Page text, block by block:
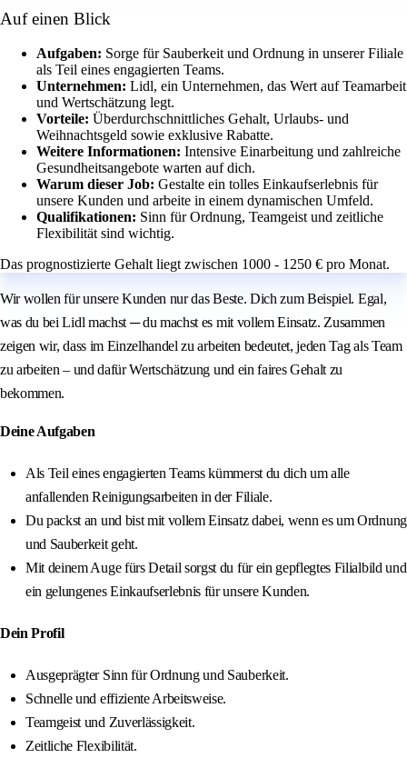
Auf einen Blick
Aufgaben: Sorge für Sauberkeit und Ordnung in unserer Filiale
als Teil eines engagierten Teams.
Unternehmen: Lidl, ein Unternehmen, das Wert auf Teamarbeit
und Wertschätzung legt.
Vorteile: Überdurchschnittliches Gehalt, Urlaubs- und
Weihnachtsgeld sowie exklusive Rabatte.
Weitere Informationen: Intensive Einarbeitung und zahlreiche
Gesundheitsangebote warten auf dich.
Warum dieser Job: Gestalte ein tolles Einkaufserlebnis für
unsere Kunden und arbeite in einem dynamischen Umfeld.
Qualifikationen: Sinn für Ordnung, Teamgeist und zeitliche
Flexibilität sind wichtig.
Das prognostizierte Gehalt liegt zwischen 1000 - 1250 € pro Monat.
Wir wollen für unsere Kunden nur das Beste. Dich zum Beispiel. Egal,
was du bei Lidl machst ─ du machst es mit vollem Einsatz. Zusammen
zeigen wir, dass im Einzelhandel zu arbeiten bedeutet, jeden Tag als Team
zu arbeiten – und dafür Wertschätzung und ein faires Gehalt zu
bekommen.
Deine Aufgaben
Als Teil eines engagierten Teams kümmerst du dich um alle
anfallenden Reinigungsarbeiten in der Filiale.
Du packst an und bist mit vollem Einsatz dabei, wenn es um Ordnung
und Sauberkeit geht.
Mit deinem Auge fürs Detail sorgst du für ein gepflegtes Filialbild und
ein gelungenes Einkaufserlebnis für unsere Kunden.
Dein Profil
Ausgeprägter Sinn für Ordnung und Sauberkeit.
Schnelle und effiziente Arbeitsweise.
Teamgeist und Zuverlässigkeit.
Zeitliche Flexibilität.